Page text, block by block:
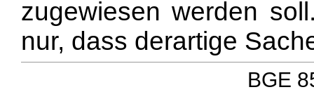
zugewiesen werden
nur, dass derartige
BGE